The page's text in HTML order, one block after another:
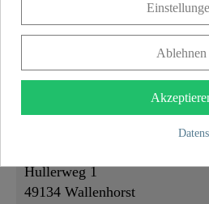
0,0 kg
Länge 70,0 cm
KONTAKT
Hullerweg 1
49134 Wallenhorst
Ablehnen